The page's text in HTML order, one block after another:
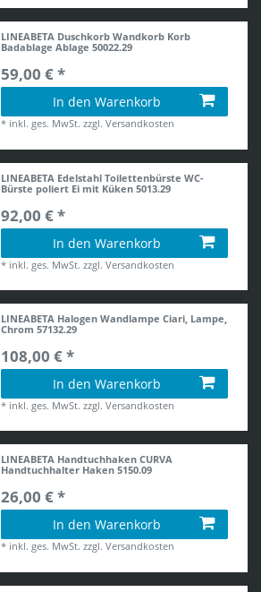
LINEABETA Duschkorb Wandkorb Korb
Badablage Ablage 50022.29
59,00 € *
In den Warenkorb
* inkl. ges. MwSt. zzgl.Versandkosten
LINEABETA Edelstahl Toilettenbürste WC-
Bürste poliert Ei mit Küken 5013.29
92,00 € *
In den Warenkorb
* inkl. ges. MwSt. zzgl.Versandkosten
LINEABETA Halogen Wandlampe Ciari, Lampe,
Chrom 57132.29
108,00 € *
In den Warenkorb
* inkl. ges. MwSt. zzgl.Versandkosten
LINEABETA Handtuchhaken CURVA
Handtuchhalter Haken 5150.09
26,00 € *
In den Warenkorb
* inkl. ges. MwSt. zzgl.Versandkosten